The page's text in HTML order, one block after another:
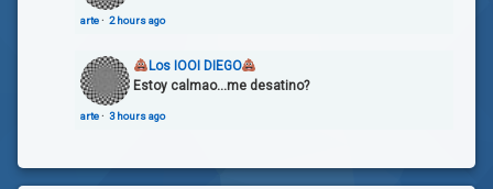
arte· 2 hours ago
Los IOOI DIEGO
Estoy calmao...me desatino?
arte· 3 hours ago